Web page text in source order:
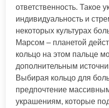
ответственность. Такое
индивидуальность и
некоторых культурах
Марсом – планетой
кольцо на этом пальце
дополнительным
Выбирая кольцо для
предпочтение
украшениям, которые